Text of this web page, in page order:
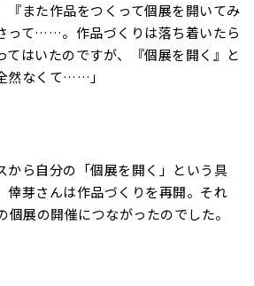
『また作品をつくって個展を開いてみ
って……。作品づくりは落ち着いたら
てはいたのですが、『個展を開く』と
然なくて……」
から自分の「個展を開く」という具
倖芽さんは作品づくりを再開。それ
個展の開催につながったのでした。